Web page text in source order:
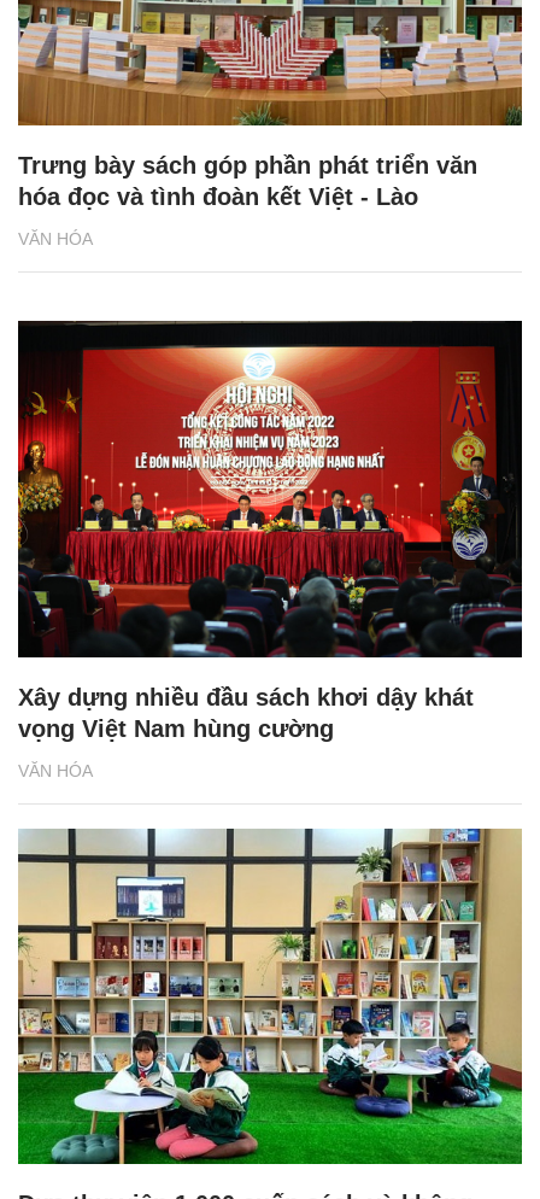
VĂN HÓA
Trưng bày sách góp phần phát triển văn
hóa đọc và tình đoàn kết Việt - Lào
VĂN HÓA
Xây dựng nhiều đầu sách khơi dậy khát
vọng Việt Nam hùng cường